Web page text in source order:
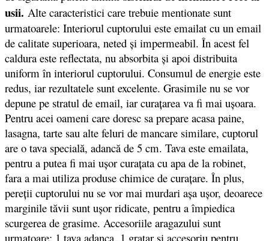
usii. Alte caracteristici care trebuie mentionate sunt
urmatoarele: Interiorul cuptorului este emailat cu un email
de calitate superioara, neted şi impermeabil. În acest fel
caldura este reflectata, nu absorbita şi apoi distribuita
uniform în interiorul cuptorului. Consumul de energie este
redus, iar rezultatele sunt excelente. Grasimile nu se vor
depune pe stratul de email, iar curaţarea va fi mai uşoara.
Pentru acei oameni care doresc sa prepare acasa paine,
lasagna, tarte sau alte feluri de mancare similare, cuptorul
are o tava specială, adancă de 5 cm. Tava este emailata,
pentru a putea fi mai ușor curațata cu apa de la robinet,
fara a mai utiliza produse chimice de curațare. În plus,
pereții cuptorului nu se vor mai murdari așa ușor, deoarece
marginile tăvii sunt ușor ridicate, pentru a împiedica
scurgerea de grasime. Accesoriile aragazului sunt
urmatoare: 1 tava adanca, 1 gratar si accesoriu pentru